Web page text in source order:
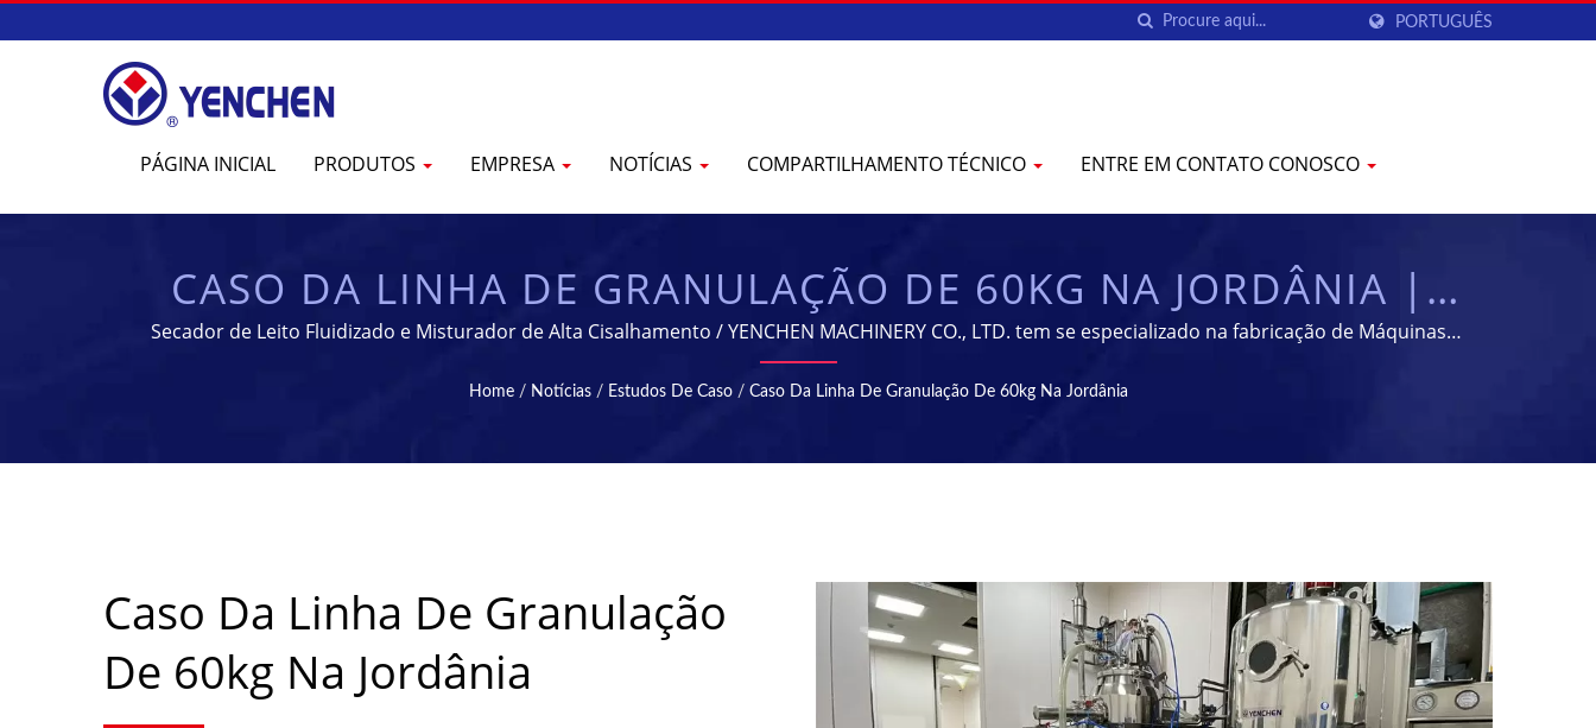
PORTUGUÊS
PÁGINA INICIAL PRODUTOS EMPRESA NOTÍCIAS COMPARTILHAMENTO TÉCNICO ENTRE EM CONTATO CONOSCO
CASO DA LINHA DE GRANULAÇÃO DE 60KG NA JORDÂNIA |
EQUIPAMENTOS DE FABRICAÇÃO E PROCESSAMENTO
FARMACÊUTICO | YENCHEN
Secador de Leito Fluidizado e Misturador de Alta Cisalhamento / YENCHEN MACHINERY CO., LTD. tem se especializado na fabricação de Máquinas
Farmacêuticas por 60 anos.
Home / Notícias / Estudos De Caso / Caso Da Linha De Granulação De 60kg Na Jordânia
Caso Da Linha De Granulação
De 60kg Na Jordânia